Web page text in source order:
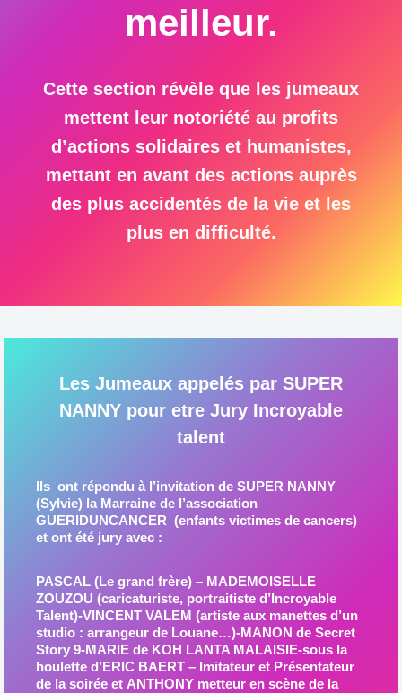
meilleur.
Cette section révèle que les jumeaux
mettent leur notoriété au profits
d’actions solidaires et humanistes,
mettant en avant des actions auprès
des plus accidentés de la vie et les
plus en difficulté.
Les Jumeaux appelés par SUPER
NANNY pour etre Jury Incroyable
talent
Ils ont répondu à l’invitation de SUPER NANNY
(Sylvie) la Marraine de l’association
GUERIDUNCANCER (enfants victimes de cancers)
et ont été jury avec :
PASCAL (Le grand frère) – MADEMOISELLE
ZOUZOU (caricaturiste, portraitiste d’Incroyable
Talent)-VINCENT VALEM (artiste aux manettes d’un
studio : arrangeur de Louane…)-MANON de Secret
Story 9-MARIE de KOH LANTA MALAISIE-sous la
houlette d’ERIC BAERT – Imitateur et Présentateur
de la soirée et ANTHONY metteur en scène de la